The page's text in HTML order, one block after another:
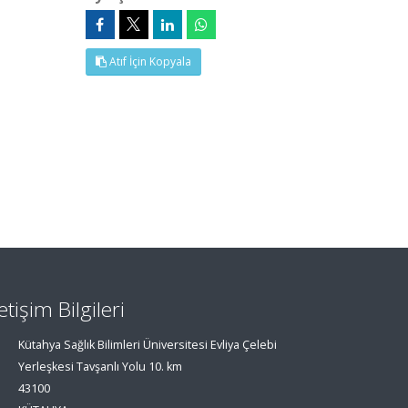
Atıf İçin Kopyala
Bilgileri
Kütahya Sağlık Bilimleri Üniversitesi Evliya Çelebi
Yerleşkesi Tavşanlı Yolu 10. km
43100